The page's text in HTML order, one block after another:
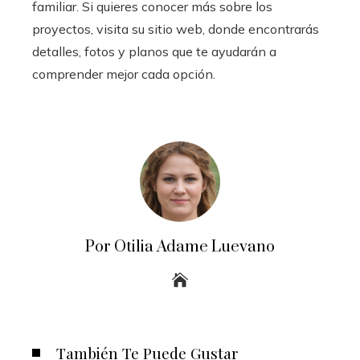
familiar. Si quieres conocer más sobre los
proyectos, visita su sitio web, donde encontrarás
detalles, fotos y planos que te ayudarán a
comprender mejor cada opción.
Por Otilia Adame Luevano
También Te Puede Gustar